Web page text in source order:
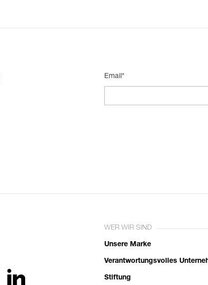
Email*
WER WIR SIND
Unsere Marke
Verantwortungsvolles
Stiftung